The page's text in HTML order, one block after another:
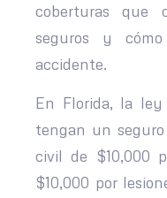
coberturas que
seguros y
accidente.
En Florida, la ley
tengan un
civil de $10,000
$10,000 por